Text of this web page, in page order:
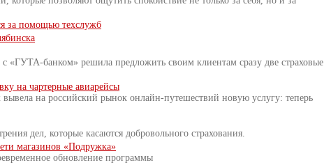
за помощью техслужб
«ГУТА-банком» решила предложить своим клиентам сразу две страховые
на чартерные авиарейсы
на российский рынок онлайн-путешествий новую услугу: теперь
дел, которые касаются добровольного страхования.
магазинов «Подружка»
обновление программы